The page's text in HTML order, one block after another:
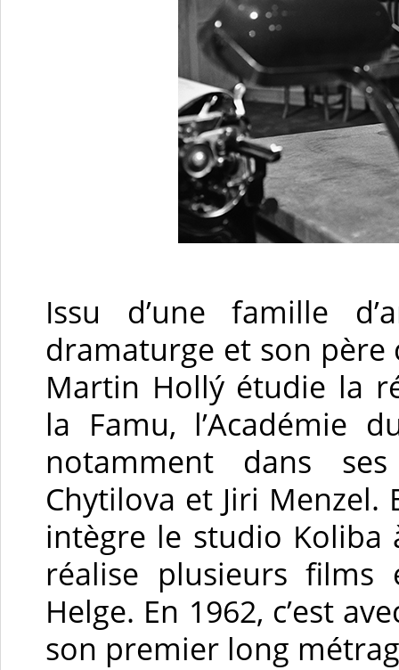
Issu d’une famille
dramaturge et son père
Martin Hollý étudie la
la Famu, l’Académie
notamment dans
Chytilova et Jiri
intègre le studio Koliba
réalise plusieurs films
Helge. En 1962, c’est
son premier long